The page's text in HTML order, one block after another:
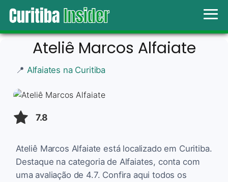
Ateliê Marcos Alfaiate
📍 Alfaiates na Curitiba
7.8
Ateliê Marcos Alfaiate está localizado em Curitiba.
Destaque na categoria de Alfaiates, conta com
uma avaliação de 4.7. Confira aqui todos os